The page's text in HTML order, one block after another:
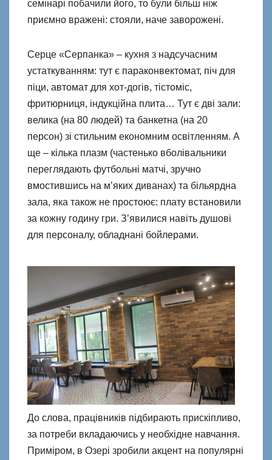
семінарі побачили його, то були більш ніж
приємно вражені: стояли, наче заворожені.
Серце «Серпанка» – кухня з надсучасним
устаткуванням: тут є параконвектомат, піч для
піци, автомат для хот-догів, тістоміс,
фритюрниця, індукційна плита… Тут є дві зали:
велика (на 80 людей) та банкетна (на 20
персон) зі стильним економним освітленням. А
ще – кілька плазм (частенько вболівальники
переглядають футбольні матчі, зручно
вмостившись на м’яких диванах) та більярдна
зала, яка також не простоює: плату встановили
за кожну годину гри. З’явилися навіть душові
для персоналу, обладнані бойлерами.
До слова, працівників підбирають прискіпливо,
за потреби вкладаючись у необхідне навчання.
Приміром, в Озері зробили акцент на популярні